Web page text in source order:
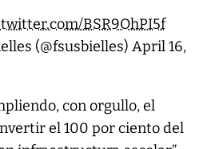
BSR9OhPI5f
(@fsusbielles) April 16,
con orgullo, el
el 100 por ciento del